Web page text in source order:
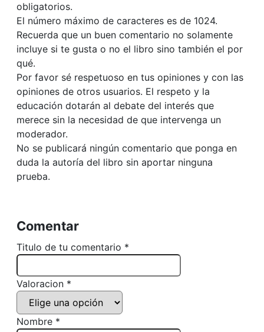
obligatorios.
El número máximo de caracteres es de 1024.
Recuerda que un buen comentario no solamente
incluye si te gusta o no el libro sino también el por
qué.
Por favor sé respetuoso en tus opiniones y con las
opiniones de otros usuarios. El respeto y la
educación dotarán al debate del interés que
merece sin la necesidad de que intervenga un
moderador.
No se publicará ningún comentario que ponga en
duda la autoría del libro sin aportar ninguna
prueba.
Comentar
Titulo de tu comentario *
Valoracion *
Nombre *